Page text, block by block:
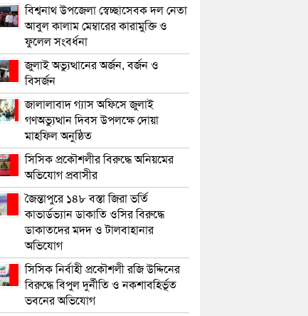
বিশ্বনাথ উপজেলা স্বেচ্ছাসেবক দল নেতা
আবুল কালাম মেম্বারের কারামুক্তি ও
ফুলেল সংবর্ধনা
জুলাই অভ্যুত্থানের অর্জন, বর্জন ও
বিসর্জন
জালালাবাদ গ্যাস অফিসে জুলাই
গণঅভ্যুত্থান দিবস উপলক্ষে দোয়া
মাহফিল অনুষ্ঠিত
সিসিক প্রকৌশলীর বিরুদ্ধে অনিয়মের
অভিযোগ প্রবাসীর
জৈন্তাপুরে ১৪৮ বস্তা জিরা ভর্তি
কাভার্ডভ্যান ডাকাতি ওসির বিরুদ্ধে
ডাকাতদের মদদ ও টালবাহানার
অভিযোগ
সিসিক নির্বাহী প্রকৌশলী রজি উদ্দিনের
বিরুদ্ধে বিপুল দুর্নীতি ও নকশাবহির্ভূত
ভবনের অভিযোগ